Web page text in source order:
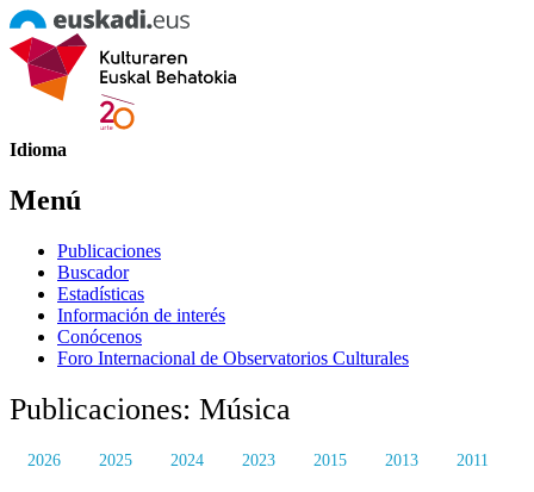
Idioma
Menú
Publicaciones
Buscador
Estadísticas
Información de interés
Conócenos
Foro Internacional de Observatorios Culturales
Publicaciones: Música
2026 2025 2024 2023 2015 2013 2011